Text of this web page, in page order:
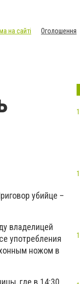
на сайті
Оголошення
убийце –
владелицей
употребления
ножом в